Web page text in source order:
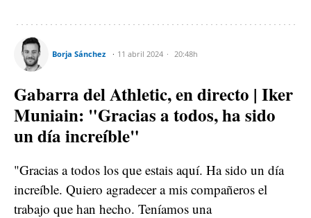
Borja Sánchez 11 abril 2024 20:48h
Gabarra del Athletic, en directo | Iker
Muniain: "Gracias a todos, ha sido
un día increíble"
"Gracias a todos los que estais aquí. Ha sido un día
increíble. Quiero agradecer a mis compañeros el
trabajo que han hecho. Teníamos una